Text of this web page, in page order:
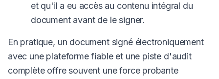
et qu'il a eu accès au contenu intégral du
document avant de le signer.
En pratique, un document signé électroniquement
avec une plateforme fiable et une piste d'audit
complète offre souvent une force probante